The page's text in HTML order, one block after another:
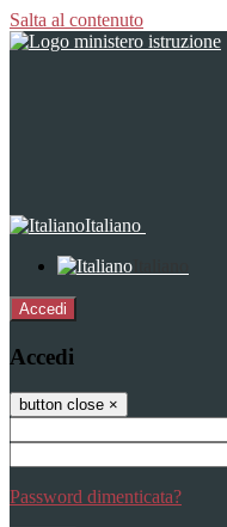
Salta al contenuto
Italiano
Accedi
Accedi
button close ×
Password dimenticata?